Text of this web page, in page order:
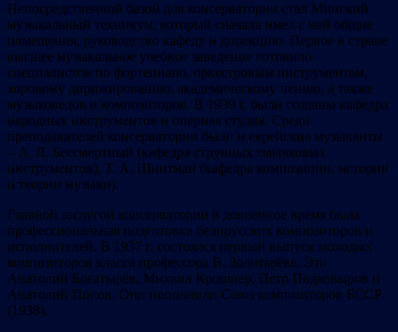
Непосредственной базой для консерватории стал Минский
музыкальный техникум, который сначала имел с ней общие
помещения, руководство кафедр и дирекцию. Первое в стране
высшее музыкальное учебное заведение готовило
специалистов по фортепиано, оркестровым инструментам,
хоровому дирижированию, академическому пению, а также
музыковедов и композиторов. В 1939 г. были созданы кафедра
народных инструментов и оперная студия. Среди
преподавателей консерватории были и еврейские музыканты
– А. Л. Бессмертный (кафедра струнных смычковых
инструментов), Т. А. Шнитман (кафедра композиции, истории
и теории музыки).
Главной заслугой консерватории в довоенное время была
профессиональная подготовка белорусских композиторов и
исполнителей. В 1937 г. состоялся первый выпуск молодых
композиторов класса профессора В. Золотарёва. Это
Анатолий Богатырёв, Михаил Крошнер, Петр Подковыров и
Анатолий Попов. Они пополнили Союз композиторов БССР
(1938).